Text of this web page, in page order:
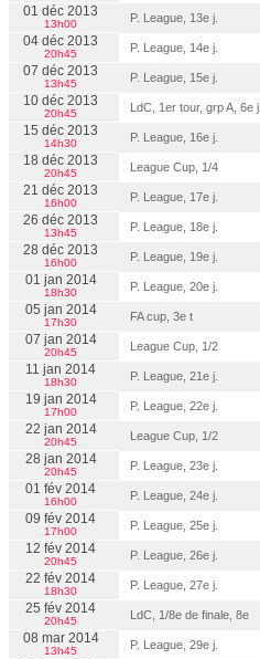
01 déc 2013
13h00 P. League, 13e j.
04 déc 2013
20h45 P. League, 14e j.
07 déc 2013
13h45 P. League, 15e j.
10 déc 2013
20h45 LdC, 1er tour, grp A, 6e j.
15 déc 2013
14h30 P. League, 16e j.
18 déc 2013
20h45 League Cup, 1/4
21 déc 2013
16h00 P. League, 17e j.
26 déc 2013
13h45 P. League, 18e j.
28 déc 2013
16h00 P. League, 19e j.
01 jan 2014
18h30 P. League, 20e j.
05 jan 2014
17h30 FA cup, 3e t
07 jan 2014
20h45 League Cup, 1/2
11 jan 2014
18h30 P. League, 21e j.
19 jan 2014
17h00 P. League, 22e j.
22 jan 2014
20h45 League Cup, 1/2
28 jan 2014
20h45 P. League, 23e j.
01 fév 2014
16h00 P. League, 24e j.
09 fév 2014
17h00 P. League, 25e j.
12 fév 2014
20h45 P. League, 26e j.
22 fév 2014
18h30 P. League, 27e j.
25 fév 2014
20h45 LdC, 1/8e de finale, 8e
08 mar 2014
13h45 P. League, 29e j.